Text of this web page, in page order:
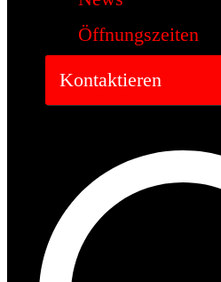
Öffnungszeiten
Kontaktieren